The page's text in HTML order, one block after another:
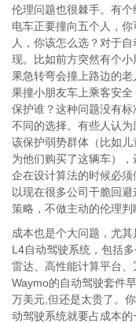
伦理问题也很棘手。有
电车正要撞向五个人，
人，你该怎么选？对于
现。比如前方突然有个
果急转弯会撞上路边的
果撞小朋友车上乘客安
保护谁？这种问题没有
不同的选择。有些人认
该保护弱势群体（比如
为他们购买了这辆车）
企在设计算法的时候必
以现在很多公司干脆回
策略，不做主动的伦理判
成本也是个大问题，尤
L4自动驾驶系统，包括
雷达、高性能计算平台、
Waymo的自动驾驶套件
万美元,但还是太贵了。
动驾驶系统就要占成本